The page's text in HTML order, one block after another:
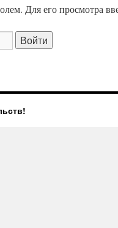
Для его просмотра